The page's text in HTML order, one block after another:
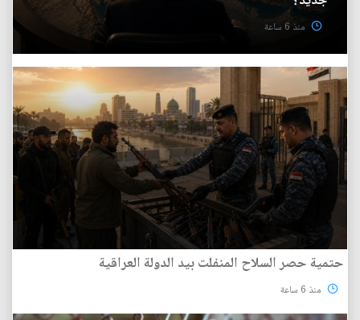
منذ 6 ساعة
حتمية حصر السلاح المنفلت بيد الدولة العراقية
منذ 6 ساعة